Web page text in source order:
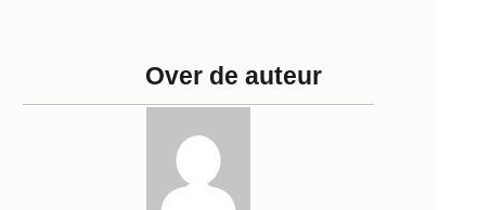
Over de auteur